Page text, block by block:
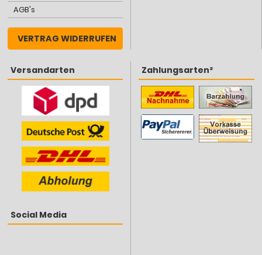
AGB's
VERTRAG WIDERRUFEN
Versandarten
Social Media
Zahlungsarten²